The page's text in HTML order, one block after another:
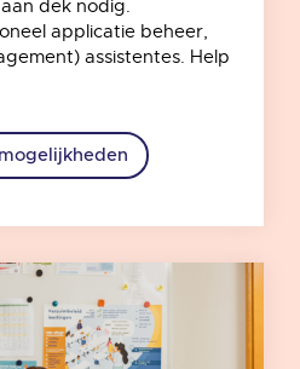
dek nodig.
applicatie beheer,
assistentes. Help